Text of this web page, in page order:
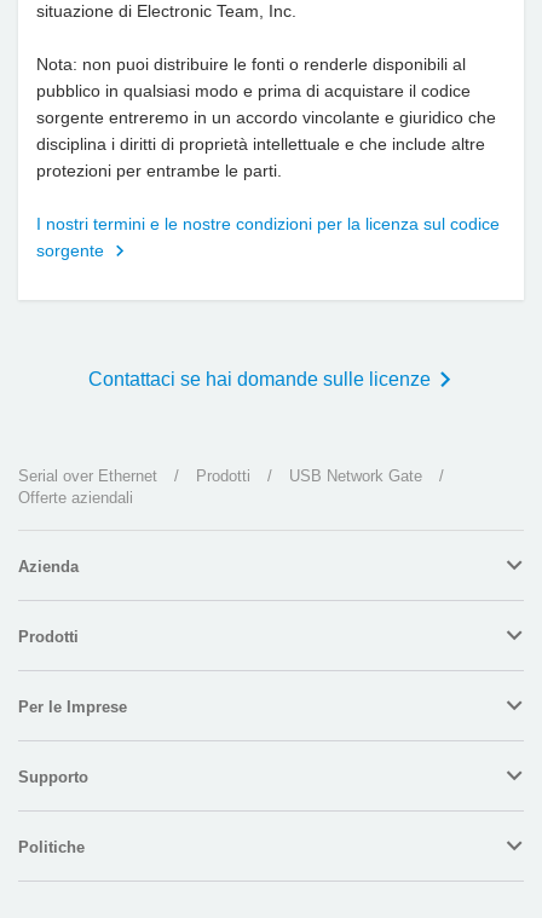
situazione di Electronic Team, Inc.
Nota: non puoi distribuire le fonti o renderle disponibili al
pubblico in qualsiasi modo e prima di acquistare il codice
sorgente entreremo in un accordo vincolante e giuridico che
disciplina i diritti di proprietà intellettuale e che include altre
protezioni per entrambe le parti.
I nostri termini e le nostre condizioni per la licenza sul codice
sorgente
Contattaci se hai domande sulle licenze
Serial over Ethernet / Prodotti / USB Network Gate
/
Offerte aziendali
Azienda
Prodotti
Per le Imprese
Supporto
Politiche